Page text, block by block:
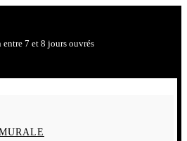
7 et 8 jours ouvrés